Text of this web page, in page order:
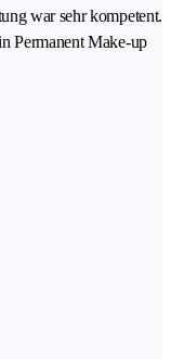
war sehr kompetent.
Permanent Make-up